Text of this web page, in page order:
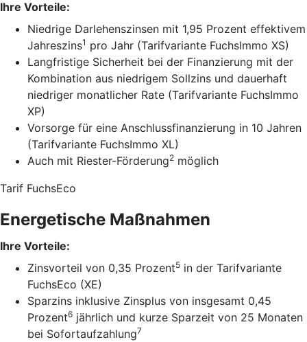
Ihre Vorteile:
Niedrige Darlehenszinsen mit 1,95 Prozent effektivem
Jahreszins1 pro Jahr (Tarifvariante FuchsImmo XS)
Langfristige Sicherheit bei der Finanzierung mit der
Kombination aus niedrigem Sollzins und dauerhaft
niedriger monatlicher Rate (Tarifvariante FuchsImmo
XP)
Vorsorge für eine Anschlussfinanzierung in 10 Jahren
(Tarifvariante FuchsImmo XL)
Auch mit Riester-Förderung2 möglich
Tarif FuchsEco
Energetische Maßnahmen
Ihre Vorteile:
Zinsvorteil von 0,35 Prozent5 in der Tarifvariante
FuchsEco (XE)
Sparzins inklusive Zinsplus von insgesamt 0,45
Prozent6 jährlich und kurze Sparzeit von 25 Monaten
bei Sofortaufzahlung7